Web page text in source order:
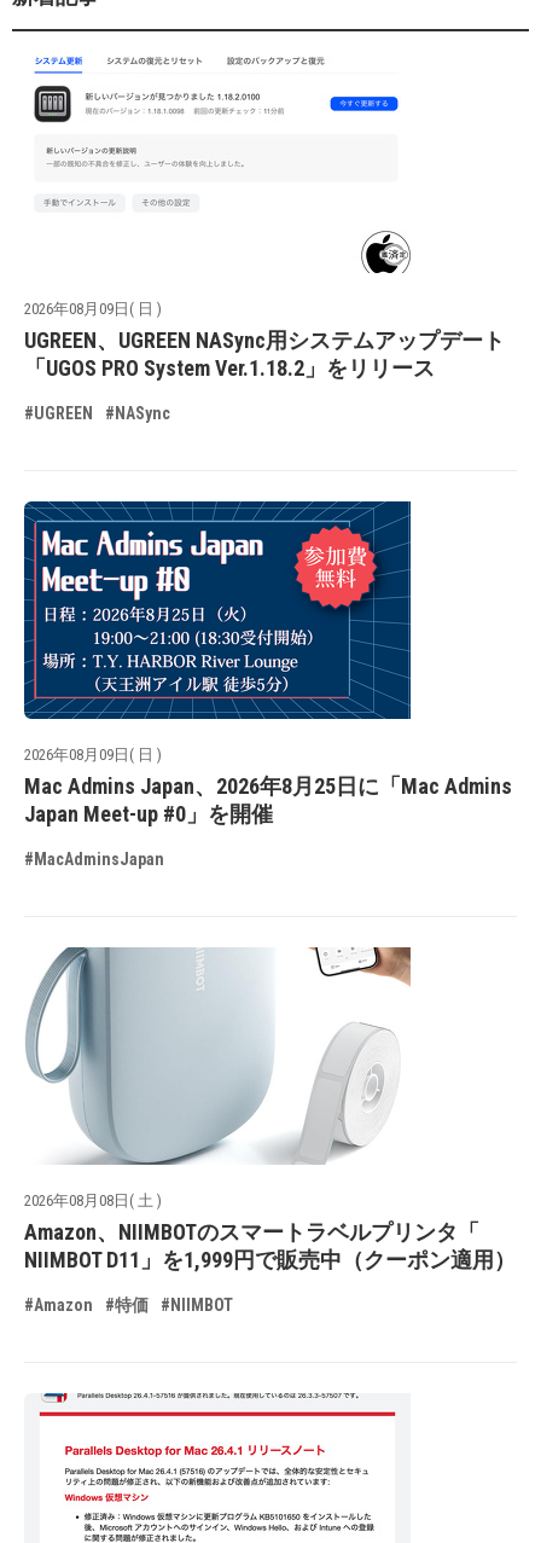
2026年08月09日( 日 )
UGREEN、UGREEN NASync用システムアップデート
「UGOS PRO System Ver.1.18.2」をリリース
#UGREEN #NASync
2026年08月09日( 日 )
Mac Admins Japan、2026年8月25日に「Mac Admins
Japan Meet-up #0」を開催
#MacAdminsJapan
2026年08月08日( 土 )
Amazon、NIIMBOTのスマートラベルプリンタ「
NIIMBOT D11」を1,999円で販売中（クーポン適用）
#Amazon #特価 #NIIMBOT